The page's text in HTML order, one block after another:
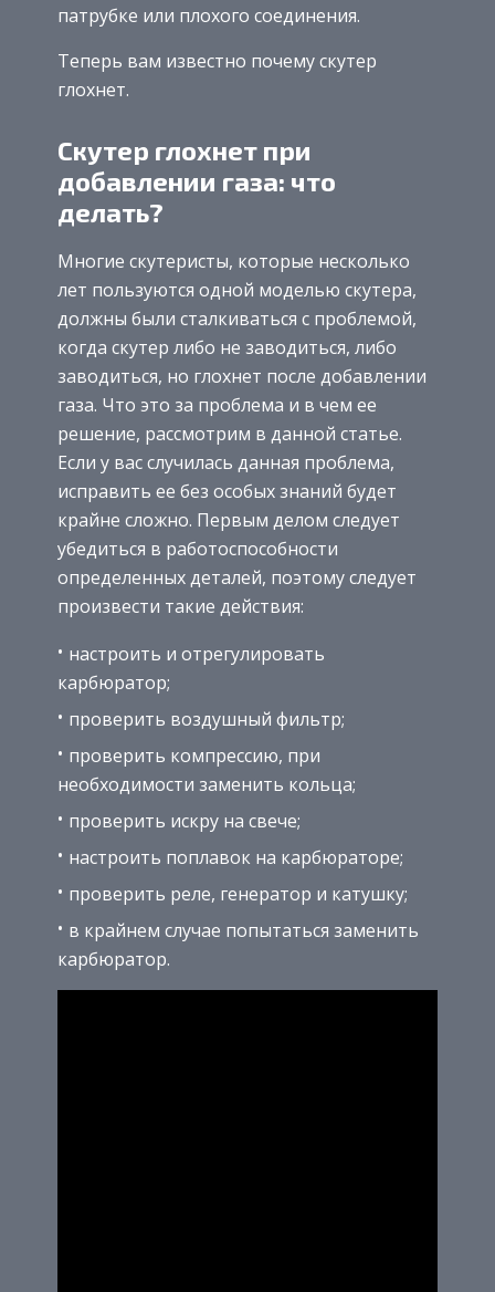
патрубке или плохого соединения.
Теперь вам известно почему скутер
глохнет.
Скутер глохнет при
добавлении газа: что
делать?
Многие скутеристы, которые несколько
лет пользуются одной моделью скутера,
должны были сталкиваться с проблемой,
когда скутер либо не заводиться, либо
заводиться, но глохнет после добавлении
газа. Что это за проблема и в чем ее
решение, рассмотрим в данной статье.
Если у вас случилась данная проблема,
исправить ее без особых знаний будет
крайне сложно. Первым делом следует
убедиться в работоспособности
определенных деталей, поэтому следует
произвести такие действия:
настроить и отрегулировать
карбюратор;
проверить воздушный фильтр;
проверить компрессию, при
необходимости заменить кольца;
проверить искру на свече;
настроить поплавок на карбюраторе;
проверить реле, генератор и катушку;
в крайнем случае попытаться заменить
карбюратор.